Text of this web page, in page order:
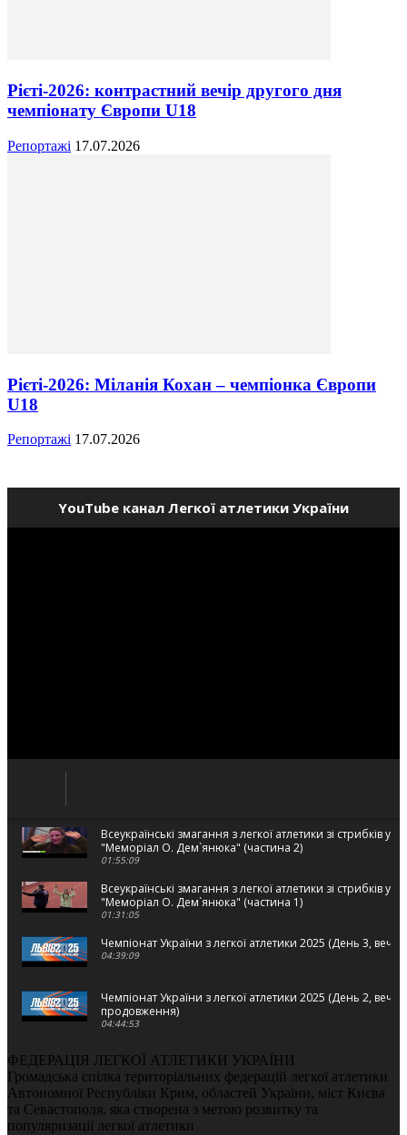
Рієті-2026: контрастний вечір другого дня
чемпіонату Європи U18
Репортажі 17.07.2026
Рієті-2026: Міланія Кохан – чемпіонка Європи
U18
Репортажі 17.07.2026
YouTube канал Легкої атлетики України
Всеукраїнські змагання з легкої атлетики зі стрибків у
"Меморіал О. Дем`янюка" (частина 2)
01:55:09
Всеукраїнські змагання з легкої атлетики зі стрибків у
"Меморіал О. Дем`янюка" (частина 1)
01:31:05
Чемпіонат України з легкої атлетики 2025 (День 3,
04:39:09
Чемпіонат України з легкої атлетики 2025 (День 2,
продовження)
04:44:53
Чемпіонат України з легкої атлетики 2025 (День 2,
02:22:26
Чемпіонат України з легкої атлетики 2025 (День 2,
02:37:51
ФЕДЕРАЦІЯ ЛЕГКОЇ АТЛЕТИКИ УКРАЇНИ
Громадська спілка територіальних федерацій легкої атлетики
Автономної Республіки Крим, областей України, міст Києва
та Севастополя, яка створена з метою розвитку та
популяризації легкої атлетики